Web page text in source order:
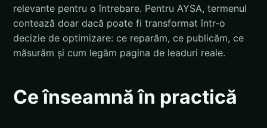
relevante pentru o întrebare. Pentru AYSA, termenul
contează doar dacă poate fi transformat într-o
decizie de optimizare: ce reparăm, ce publicăm, ce
măsurăm și cum legăm pagina de leaduri reale.
Ce înseamnă în practică